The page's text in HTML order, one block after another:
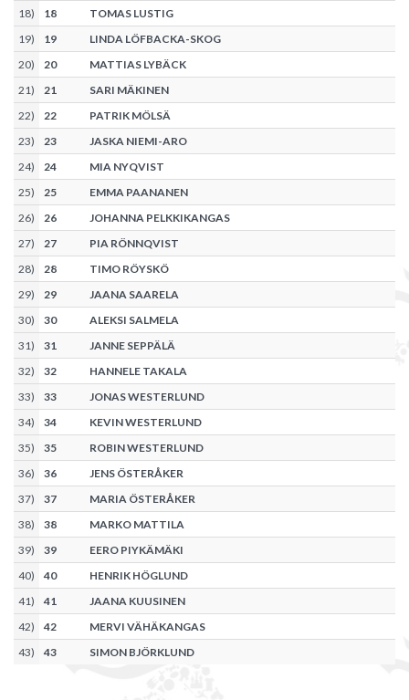
18) 18
TOMAS LUSTIG
19) 19
LINDA LÖFBACKA-SKOG
20) 20
MATTIAS LYBÄCK
21) 21
SARI MÄKINEN
22) 22
PATRIK MÖLSÄ
23) 23
JASKA NIEMI-ARO
24) 24
MIA NYQVIST
25) 25
EMMA PAANANEN
26) 26
JOHANNA PELKKIKANGAS
27) 27
PIA RÖNNQVIST
28) 28
TIMO RÖYSKÖ
29) 29
JAANA SAARELA
30) 30
ALEKSI SALMELA
31) 31
JANNE SEPPÄLÄ
32) 32
HANNELE TAKALA
33) 33
JONAS WESTERLUND
34) 34
KEVIN WESTERLUND
35) 35
ROBIN WESTERLUND
36) 36
JENS ÖSTERÅKER
37) 37
MARIA ÖSTERÅKER
38) 38
MARKO MATTILA
39) 39
EERO PIYKÄMÄKI
40) 40
HENRIK HÖGLUND
41) 41
JAANA KUUSINEN
42) 42
MERVI VÄHÄKANGAS
43) 43 SIMON BJÖRKLUND